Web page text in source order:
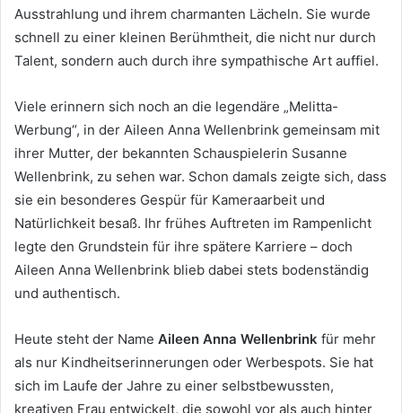
Ausstrahlung und ihrem charmanten Lächeln. Sie wurde
schnell zu einer kleinen Berühmtheit, die nicht nur durch
Talent, sondern auch durch ihre sympathische Art auffiel.
Viele erinnern sich noch an die legendäre „Melitta-
Werbung“, in der Aileen Anna Wellenbrink gemeinsam mit
ihrer Mutter, der bekannten Schauspielerin Susanne
Wellenbrink, zu sehen war. Schon damals zeigte sich, dass
sie ein besonderes Gespür für Kameraarbeit und
Natürlichkeit besaß. Ihr frühes Auftreten im Rampenlicht
legte den Grundstein für ihre spätere Karriere – doch
Aileen Anna Wellenbrink blieb dabei stets bodenständig
und authentisch.
Heute steht der Name Aileen Anna Wellenbrink für mehr
als nur Kindheitserinnerungen oder Werbespots. Sie hat
sich im Laufe der Jahre zu einer selbstbewussten,
kreativen Frau entwickelt, die sowohl vor als auch hinter